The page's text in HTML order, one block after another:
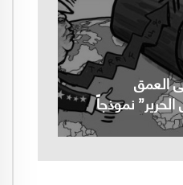
العمق
نموذجاً